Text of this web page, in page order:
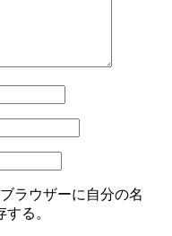
ラウザーに自分の名
る。